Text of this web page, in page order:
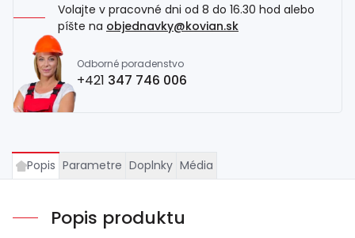
Volajte v pracovné dni od 8 do 16.30 hod alebo
píšte na objednavky@kovian.sk
Odborné poradenstvo
+421 347 746 006
Popis Parametre Doplnky Média
Popis produktu